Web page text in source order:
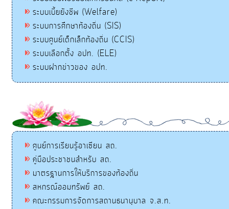
ระบบเบี้ยยังชีพ (Welfare)
ระบบการศึกษาท้องถิ่น (SIS)
ระบบศูนย์เด็กเล็กท้องถิ่น (CCIS)
ระบบเลือกตั้ง อปท. (ELE)
ระบบฝากข่าวของ อปท.
ศูนย์การเรียนรู้อาเซียน สถ.
คู่มือประชาชนสำหรับ สถ.
มาตรฐานการให้บริการของท้องถิ่น
สหกรณ์ออมทรัพย์ สถ.
คณะกรรมการจัดการสถานธนานุบาล จ.ส.ท.